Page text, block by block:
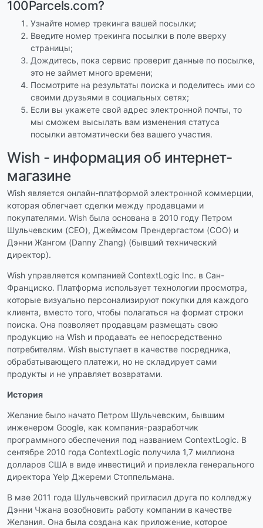
100Parcels.com?
Узнайте номер трекинга вашей посылки;
Введите номер трекинга посылки в поле вверху
страницы;
Дождитесь, пока сервис проверит данные по посылке,
это не займет много времени;
Посмотрите на результаты поиска и поделитесь ими со
своими друзьями в социальных сетях;
Если вы укажете свой адрес электронной почты, то
мы сможем высылать вам изменения статуса
посылки автоматически без вашего участия.
Wish - информация об интернет-
магазине
Wish является онлайн-платформой электронной коммерции,
которая облегчает сделки между продавцами и
покупателями. Wish была основана в 2010 году Петром
Шульчевским (CEO), Джеймсом Прендергастом (COO) и
Дэнни Жангом (Danny Zhang) (бывший технический
директор).
Wish управляется компанией ContextLogic Inc. в Сан-
Франциско. Платформа использует технологии просмотра,
которые визуально персонализируют покупки для каждого
клиента, вместо того, чтобы полагаться на формат строки
поиска. Она позволяет продавцам размещать свою
продукцию на Wish и продавать ее непосредственно
потребителям. Wish выступает в качестве посредника,
обрабатывающего платежи, но не складирует сами
продукты и не управляет возвратами.
История
Желание было начато Петром Шульчевским, бывшим
инженером Google, как компания-разработчик
программного обеспечения под названием ContextLogic. В
сентябре 2010 года ContextLogic получила 1,7 миллиона
долларов США в виде инвестиций и привлекла генерального
директора Yelp Джереми Стоппельмана.
В мае 2011 года Шульчевский пригласил друга по колледжу
Дэнни Чжана возобновить работу компании в качестве
Желания. Она была создана как приложение, которое